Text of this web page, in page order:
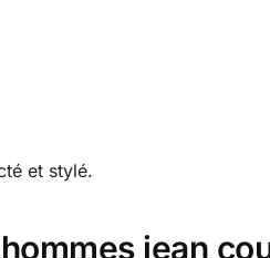
et stylé.
jean